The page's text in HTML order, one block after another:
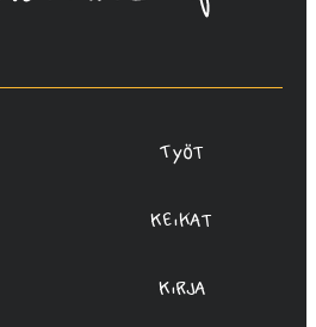
Työt
Keikat
Kirja